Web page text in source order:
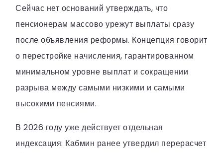
Сейчас нет оснований утверждать, что
пенсионерам массово урежут выплаты сразу
после объявления реформы. Концепция говорит
о перестройке начисления, гарантированном
минимальном уровне выплат и сокращении
разрыва между самыми низкими и самыми
высокими пенсиями.
В 2026 году уже действует отдельная
индексация: Кабмин ранее утвердил перерасчет